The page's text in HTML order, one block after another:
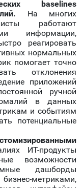
baselines
На многих
работают
информации,
реагировать
нормальных
помогает точно
отклонения
приложений
ручной
в данных
и событиям
потенциальные
ИТ-продукты
возможности
дашборды
метриками,